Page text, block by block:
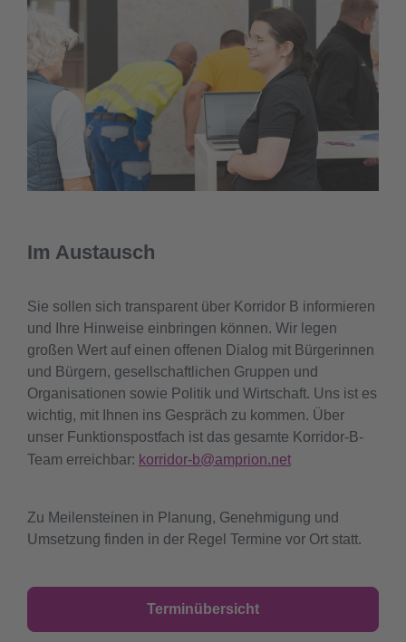
Im Austausch
Sie sollen sich transparent über Korridor B informieren
und Ihre Hinweise einbringen können. Wir legen
großen Wert auf einen offenen Dialog mit Bürgerinnen
und Bürgern, gesellschaftlichen Gruppen und
Organisationen sowie Politik und Wirtschaft. Uns ist es
wichtig, mit Ihnen ins Gespräch zu kommen. Über
unser Funktionspostfach ist das gesamte Korridor-B-
Team erreichbar: korridor-b@amprion.net
Zu Meilensteinen in Planung, Genehmigung und
Umsetzung finden in der Regel Termine vor Ort statt.
Terminübersicht